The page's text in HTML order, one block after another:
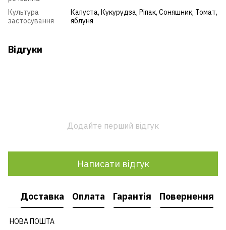
Культура
застосування
Капуста, Кукурудза, Ріпак, Соняшник, Томат,
яблуня
Відгуки
Додайте перший відгук
Написати відгук
Доставка Оплата Гарантія Повернення
НОВА ПОШТА